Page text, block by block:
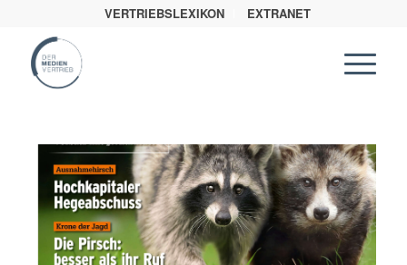
VERTRIEBSLEXIKON EXTRANET